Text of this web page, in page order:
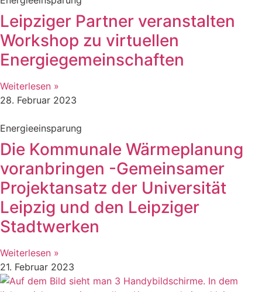
Leipziger Partner veranstalten
Workshop zu virtuellen
Energiegemeinschaften
Weiterlesen »
28. Februar 2023
Energieeinsparung
Die Kommunale Wärmeplanung
voranbringen -Gemeinsamer
Projektansatz der Universität
Leipzig und den Leipziger
Stadtwerken
Weiterlesen »
21. Februar 2023